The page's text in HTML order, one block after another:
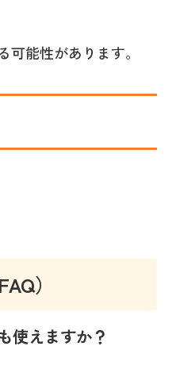
能性があります。
）
使えますか？